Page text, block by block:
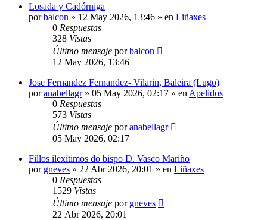
Losada y Cadórniga
porbalcon » 12 May 2026, 13:46 » en Liñaxes
0 Respuestas
328 Vistas
Último mensaje porbalcon
12 May 2026, 13:46
Jose Fernandez Fernandez- Vilarin, Baleira (Lugo)
poranabellagr» 05 May 2026, 02:17 » en Apelidos
0 Respuestas
573 Vistas
Último mensaje poranabellagr
05 May 2026, 02:17
Fillos ilexítimos do bispo D. Vasco Mariño
por gneves » 22 Abr 2026, 20:01 » en Liñaxes
0 Respuestas
1529 Vistas
Último mensaje por gneves
22 Abr 2026, 20:01